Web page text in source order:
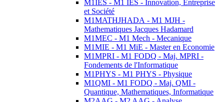
M1IES - M1 IES - Innovation, Entreprise
et Société
M1MATHJHADA - M1 MJH -
Mathematiques Jacques Hadamard
M1MEC - M1 Mech - Mecanique
M1MIE - M1 MiE - Master en Economie
M1MPRI - M1 FODQ - Maj. MPRI -
Fondements de l'Informatique
M1PHYS - M1 PHYS - Physique
M1QMI - M1 FODQ - Maj. QMI -
Quantique, Mathematiques, Informatique